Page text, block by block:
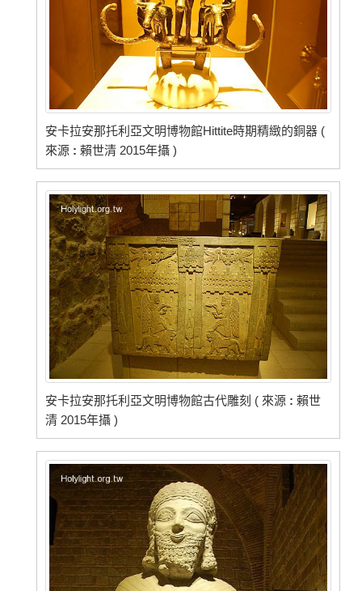
安卡拉安那托利亞文明博物館Hittite時期精緻的銅器 (
來源 : 賴世清 2015年攝 )
安卡拉安那托利亞文明博物館古代雕刻 ( 來源 : 賴世
清 2015年攝 )